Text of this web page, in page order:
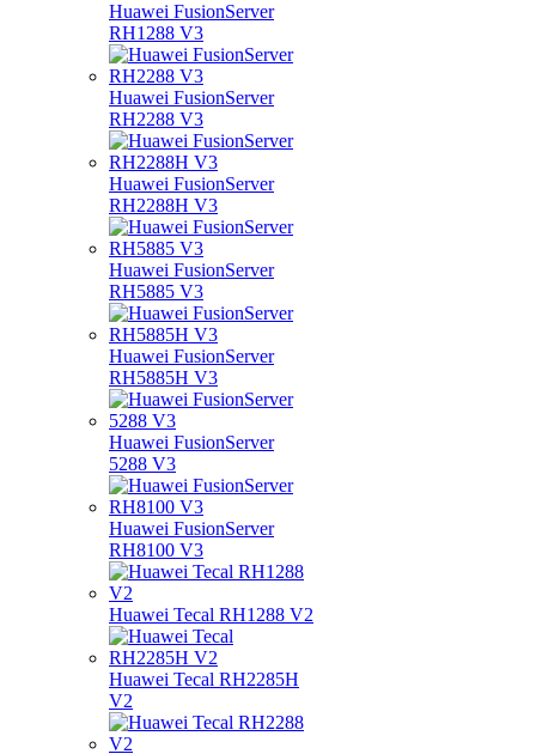
Huawei FusionServer
RH1288 V3
Huawei FusionServer
RH2288 V3
Huawei FusionServer
RH2288H V3
Huawei FusionServer
RH5885 V3
Huawei FusionServer
RH5885H V3
Huawei FusionServer
5288 V3
Huawei FusionServer
RH8100 V3
Huawei Tecal RH1288 V2
Huawei Tecal RH2285H
V2